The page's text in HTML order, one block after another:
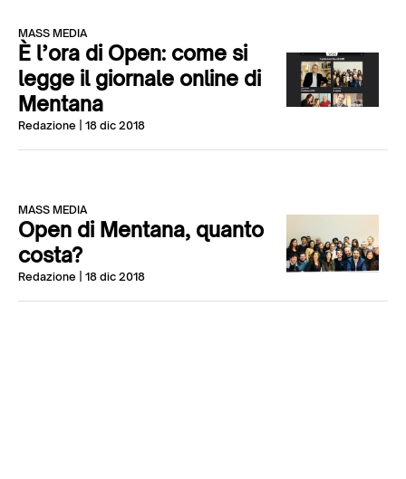
MASS MEDIA
È l’ora di Open: come si
legge il giornale online di
Mentana
Redazione | 18 dic 2018
MASS MEDIA
Open di Mentana, quanto
costa?
Redazione | 18 dic 2018